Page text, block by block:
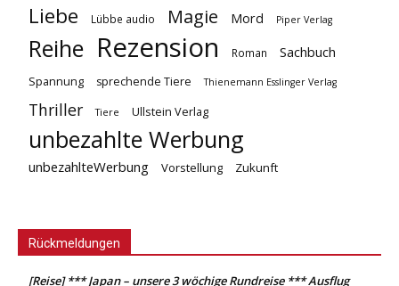
Liebe Lübbe audio Magie Mord Piper Verlag
Reihe Rezension Roman Sachbuch
Spannung sprechende Tiere Thienemann Esslinger Verlag
Thriller Tiere Ullstein Verlag
unbezahlte Werbung
unbezahlteWerbung Vorstellung Zukunft
Rückmeldungen
[Reise] *** Japan – unsere 3 wöchige Rundreise *** Ausflug